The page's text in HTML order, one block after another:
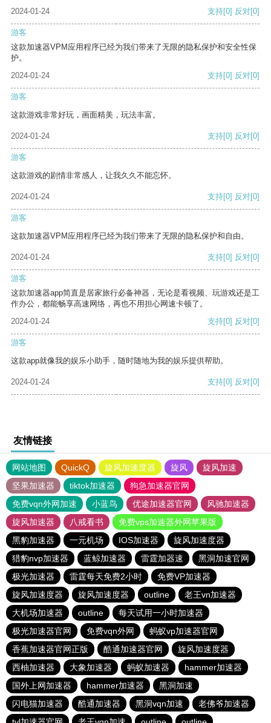
2024-01-24 支持[0] 反对[0]
游客
这款加速器VPM应用程序已经为我们带来了无限的隐私保护和安全性保
护。
2024-01-24
支持[0] 反对[0]
游客
这款游戏非常好玩，画面精美，玩法丰富。
2024-01-24 支持[0] 反对[0]
游客
这款游戏的剧情非常感人，让我久久不能忘怀。
2024-01-24 支持[0] 反对[0]
游客
这款加速器VPM应用程序已经为我们带来了无限的隐私保护和自由。
2024-01-24 支持[0] 反对[0]
游客
这款加速器app简直是居家旅行必备神器，无论是看视频、玩游戏还是工
作办公，都能畅享高速网络，再也不用担心网速卡顿了。
2024-01-24
支持[0] 反对[0]
游客
这款app就像我的娱乐小助手，随时随地为我的娱乐提供帮助。
2024-01-24 支持[0] 反对[0]
友情链接
网站地图 QuickQ 旋风加速度器 旋风
旋风加速
坚果加速器
tiktok加速器
狗急加速器官网
免费vqn外网加速
小蓝鸟 优途加速器官网
风驰加速器
旋风加速器
八戒看书
免费vps加速器外网苹果版
黑豹加速器
一元机场 IOS加速器
旋风加速度器
猎豹nvp加速器
蓝鲸加速器 雷霆加器速
黑洞加速官网
极光加速器
雷霆每天免费2小时
免费VP加速器
旋风加速度器
旋风加速度器 outline
老王vn加速器
大机场加速器
outline
每天试用一小时加速器
极光加速器官网
免费vqn外网
蚂蚁vp加速器官网
香蕉加速器官网正版
酷通加速器官网
旋风加速度器
西柚加速器
大象加速器 蚂蚁加速器
hammer加速器
国外上网加速器
hammer加速器
黑洞加速
闪电猫加速器
酷通加速器 黑洞vqn加速
老佛爷加速器